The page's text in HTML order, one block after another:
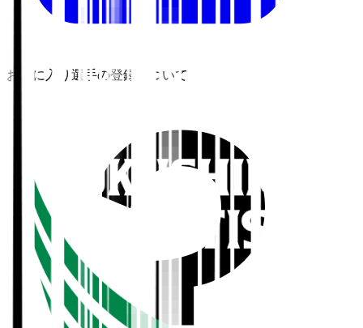
お気に入り選手の登録について